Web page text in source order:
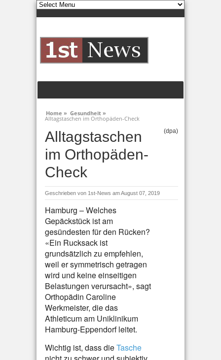
Home » Gesundheit »
Alltagstaschen im Orthopäden-Check
Alltagstaschen
im Orthopäden-
Check
(dpa)
Geschrieben von 1st-News am August 07, 2019
Hamburg – Welches
Gepäckstück ist am
gesündesten für den Rücken?
«Ein Rucksack ist
grundsätzlich zu empfehlen,
weil er symmetrisch getragen
wird und keine einseitigen
Belastungen verursacht», sagt
Orthopädin Caroline
Werkmeister, die das
Athleticum am Uniklinikum
Hamburg-Eppendorf leitet.
Wichtig ist, dass dieTasche